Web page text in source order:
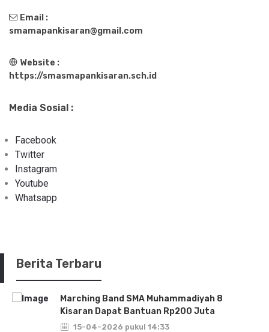
Email :
smamapankisaran@gmail.com
Website :
https://smasmapankisaran.sch.id
Media Sosial :
Facebook
Twitter
Instagram
Youtube
Whatsapp
Berita Terbaru
Marching Band SMA Muhammadiyah 8
Kisaran Dapat Bantuan Rp200 Juta
15-04-2026 pukul 14:33